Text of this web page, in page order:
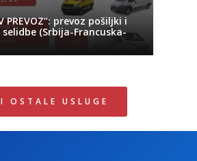
PREVOZ“: prevoz pošiljki i
(Srbija-Francuska-
OSTALE USLUGE